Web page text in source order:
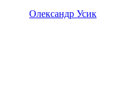
Олександр Усик